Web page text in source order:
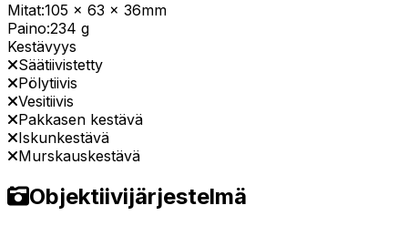
Mitat:105 x 63 x 36mm
Paino:234 g
Kestävyys
Säätiivistetty
Pölytiivis
Vesitiivis
Pakkasen kestävä
Iskunkestävä
Murskauskestävä
Objektiivijärjestelmä